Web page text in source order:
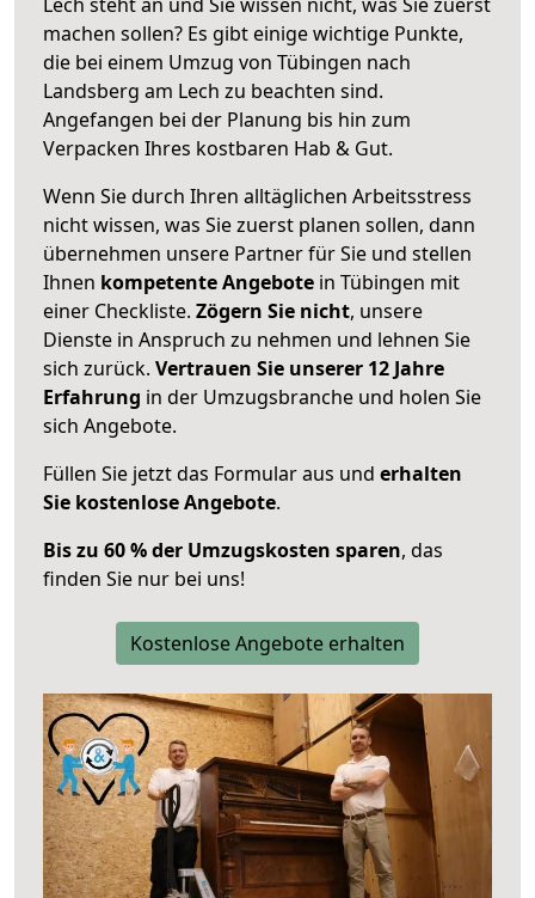
machen sollen? Es gibt einige wichtige Punkte,
die bei einem Umzug von Tübingen nach
Landsberg am Lech zu beachten sind.
Angefangen bei der Planung bis hin zum
Verpacken Ihres kostbaren Hab & Gut.
Wenn Sie durch Ihren alltäglichen Arbeitsstress
nicht wissen, was Sie zuerst planen sollen, dann
übernehmen unsere Partner für Sie und stellen
Ihnen kompetente Angebote in Tübingen mit
einer Checkliste. Zögern Sie nicht, unsere
Dienste in Anspruch zu nehmen und lehnen Sie
sich zurück. Vertrauen Sie unserer 12 Jahre
Erfahrung in der Umzugsbranche und holen Sie
sich Angebote.
Füllen Sie jetzt das Formular aus und erhalten
Sie kostenlose Angebote.
Bis zu 60 % der Umzugskosten sparen, das
finden Sie nur bei uns!
Kostenlose Angebote erhalten